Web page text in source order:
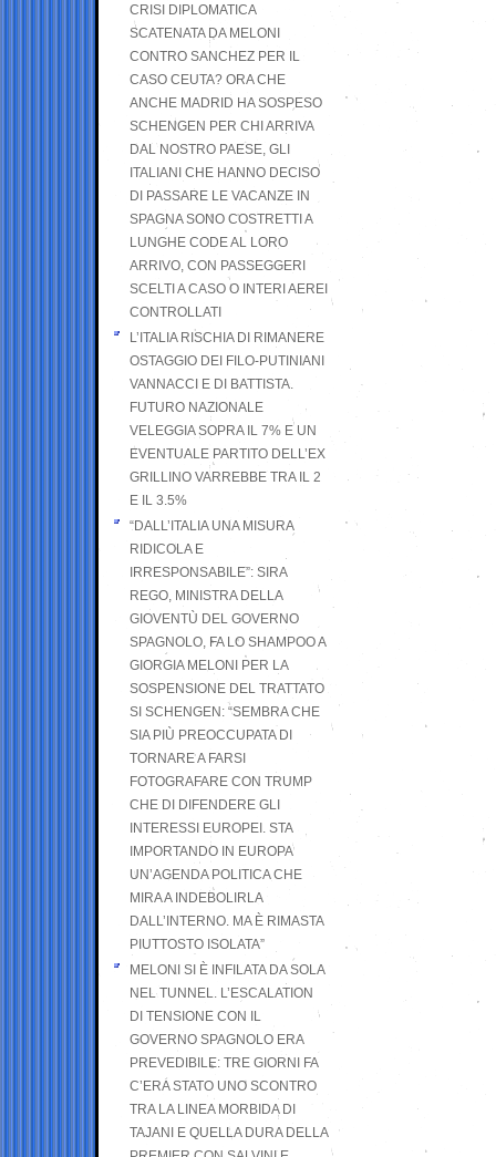
CRISI DIPLOMATICA
SCATENATA DA MELONI
CONTRO SANCHEZ PER IL
CASO CEUTA? ORA CHE
ANCHE MADRID HA SOSPESO
SCHENGEN PER CHI ARRIVA
DAL NOSTRO PAESE, GLI
ITALIANI CHE HANNO DECISO
DI PASSARE LE VACANZE IN
SPAGNA SONO COSTRETTI A
LUNGHE CODE AL LORO
ARRIVO, CON PASSEGGERI
SCELTI A CASO O INTERI AEREI
CONTROLLATI
L’ITALIA RISCHIA DI RIMANERE
OSTAGGIO DEI FILO-PUTINIANI
VANNACCI E DI BATTISTA.
FUTURO NAZIONALE
VELEGGIA SOPRA IL 7% E UN
EVENTUALE PARTITO DELL’EX
GRILLINO VARREBBE TRA IL 2
E IL 3.5%
“DALL’ITALIA UNA MISURA
RIDICOLA E
IRRESPONSABILE”: SIRA
REGO, MINISTRA DELLA
GIOVENTÙ DEL GOVERNO
SPAGNOLO, FA LO SHAMPOO A
GIORGIA MELONI PER LA
SOSPENSIONE DEL TRATTATO
SI SCHENGEN: “SEMBRA CHE
SIA PIÙ PREOCCUPATA DI
TORNARE A FARSI
FOTOGRAFARE CON TRUMP
CHE DI DIFENDERE GLI
INTERESSI EUROPEI. STA
IMPORTANDO IN EUROPA
UN’AGENDA POLITICA CHE
MIRA A INDEBOLIRLA
DALL’INTERNO. MA È RIMASTA
PIUTTOSTO ISOLATA”
MELONI SI È INFILATA DA SOLA
NEL TUNNEL. L’ESCALATION
DI TENSIONE CON IL
GOVERNO SPAGNOLO ERA
PREVEDIBILE: TRE GIORNI FA
C’ERA STATO UNO SCONTRO
TRA LA LINEA MORBIDA DI
TAJANI E QUELLA DURA DELLA